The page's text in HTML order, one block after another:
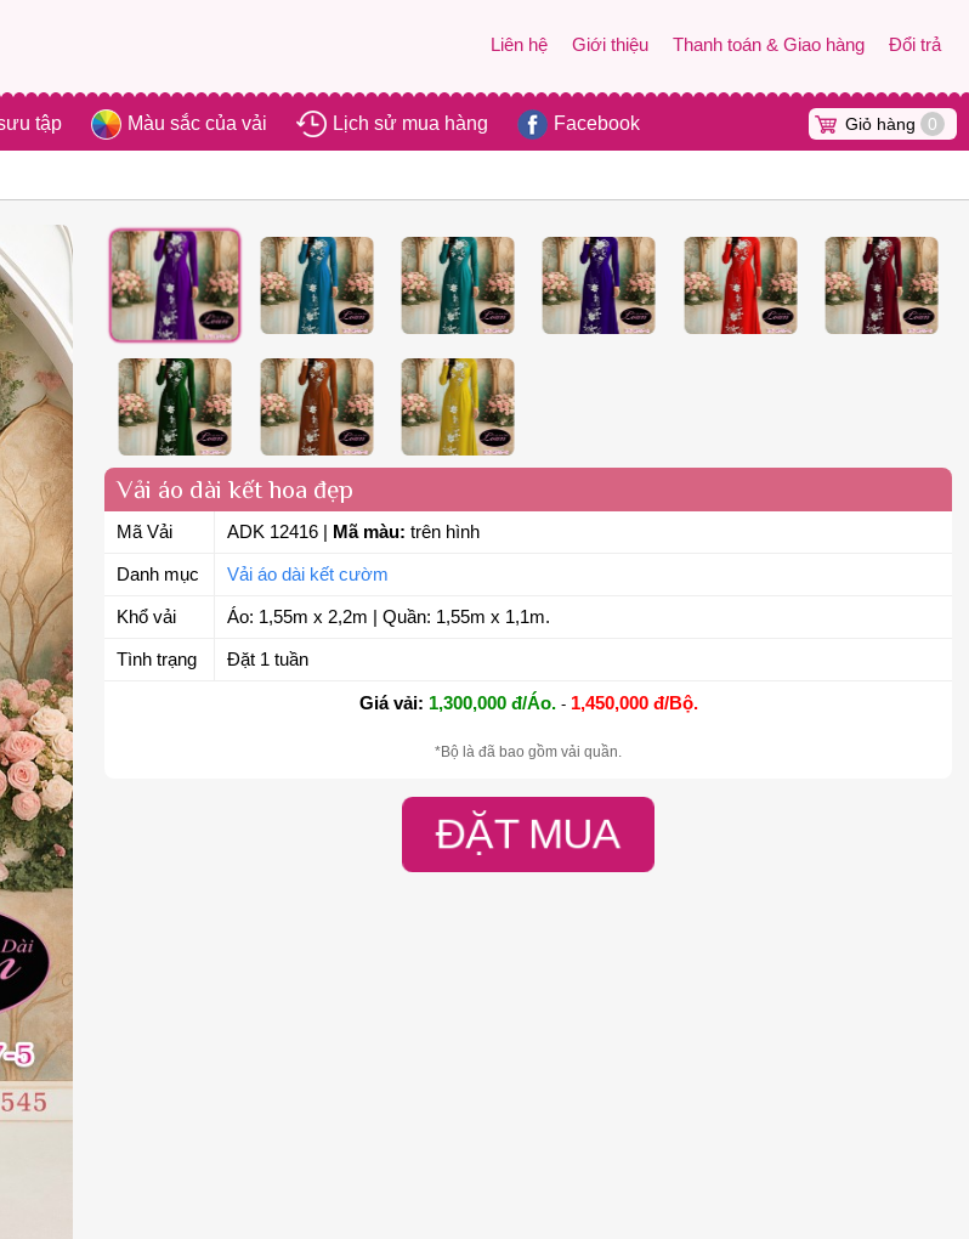
Liên hệ Giới thiệu Thanh toán & Giao hàng Đổi trả
tập Màu sắc của vải Lịch sử mua hàng Facebook Giỏ hàng 0
Vải áo dài kết hoa đẹp
Mã Vải ADK 12416 Mã màu: trên hình
Danh mục Vải áo dài kết cườm
Khổ vải Áo: 1,55m x 2,2m | Quần: 1,55m x 1,1m.
Tình trạng Đặt 1 tuần
Giá vải: 1,300,000 đ/Áo.- 1,450,000 đ/Bộ.
*Bộ là đã bao gồm vải quần.
ĐẶT MUA